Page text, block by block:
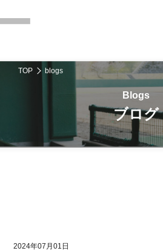
TOP blogs
ブログ
2024年07月01日